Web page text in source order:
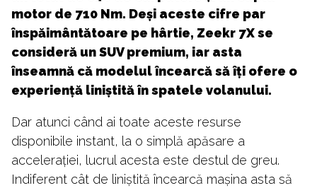
motor de 710 Nm. Deși aceste cifre par
înspăimântătoare pe hârtie, Zeekr 7X se
consideră un SUV premium, iar asta
înseamnă că modelul încearcă să îți ofere o
experiență liniștită în spatele volanului.
Dar atunci când ai toate aceste resurse
disponibile instant, la o simplă apăsare a
accelerației, lucrul acesta este destul de greu.
Indiferent cât de liniștită încearcă mașina asta să